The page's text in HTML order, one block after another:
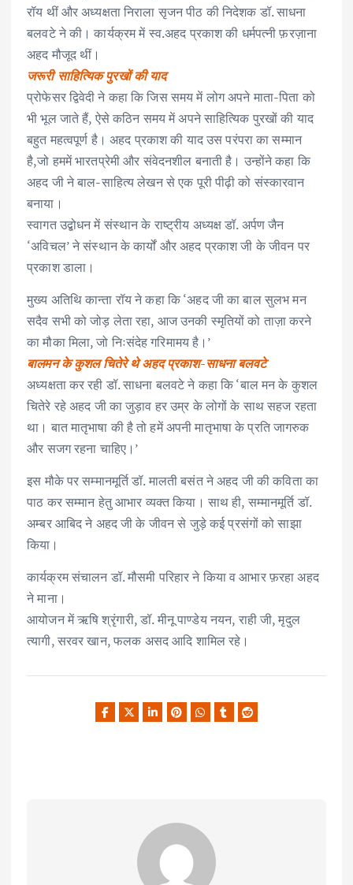
रॉय थीं और अध्यक्षता निराला सृजन पीठ की निदेशक डॉ. साधना
बलवटे ने की। कार्यक्रम में स्व.अहद प्रकाश की धर्मपत्नी फ़रज़ाना
अहद मौजूद थीं।
जरूरी साहित्यिक पुरखों की याद
प्रोफेसर द्विवेदी ने कहा कि जिस समय में लोग अपने माता-पिता को
भी भूल जाते हैं, ऐसे कठिन समय में अपने साहित्यिक पुरखों की याद
बहुत महत्वपूर्ण है। अहद प्रकाश की याद उस परंपरा का सम्मान
है,जो हममें भारतप्रेमी और संवेदनशील बनाती है। उन्होंने कहा कि
अहद जी ने बाल-साहित्य लेखन से एक पूरी पीढ़ी को संस्कारवान
बनाया।
स्वागत उद्बोधन में संस्थान के राष्ट्रीय अध्यक्ष डॉ. अर्पण जैन
‘अविचल’ ने संस्थान के कार्यों और अहद प्रकाश जी के जीवन पर
प्रकाश डाला।
मुख्य अतिथि कान्ता रॉय ने कहा कि ‘अहद जी का बाल सुलभ मन
सदैव सभी को जोड़ लेता रहा, आज उनकी स्मृतियों को ताज़ा करने
का मौका मिला, जो निःसंदेह गरिमामय है।’
बालमन के कुशल चितेरे थे अहद प्रकाश-साधना बलवटे
अध्यक्षता कर रही डॉ. साधना बलवटे ने कहा कि ‘बाल मन के कुशल
चितेरे रहे अहद जी का जुड़ाव हर उम्र के लोगों के साथ सहज रहता
था। बात मातृभाषा की है तो हमें अपनी मातृभाषा के प्रति जागरुक
और सजग रहना चाहिए।’
इस मौके पर सम्मानमूर्ति डॉ. मालती बसंत ने अहद जी की कविता का
पाठ कर सम्मान हेतु आभार व्यक्त किया। साथ ही, सम्मानमूर्ति डॉ.
अम्बर आबिद ने अहद जी के जीवन से जुड़े कई प्रसंगों को साझा
किया।
कार्यक्रम संचालन डॉ. मौसमी परिहार ने किया व आभार फ़रहा अहद
ने माना।
आयोजन में ऋषि श्रृंगारी, डॉ. मीनू पाण्डेय नयन, राही जी, मृदुल
त्यागी, सरवर खान, फलक असद आदि शामिल रहे।